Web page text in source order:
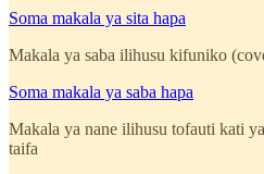
Soma makala ya sita hapa
Makala ya saba ilihusu kifuniko
Soma makala ya saba hapa
Makala ya nane ilihusu tofauti kati
taifa